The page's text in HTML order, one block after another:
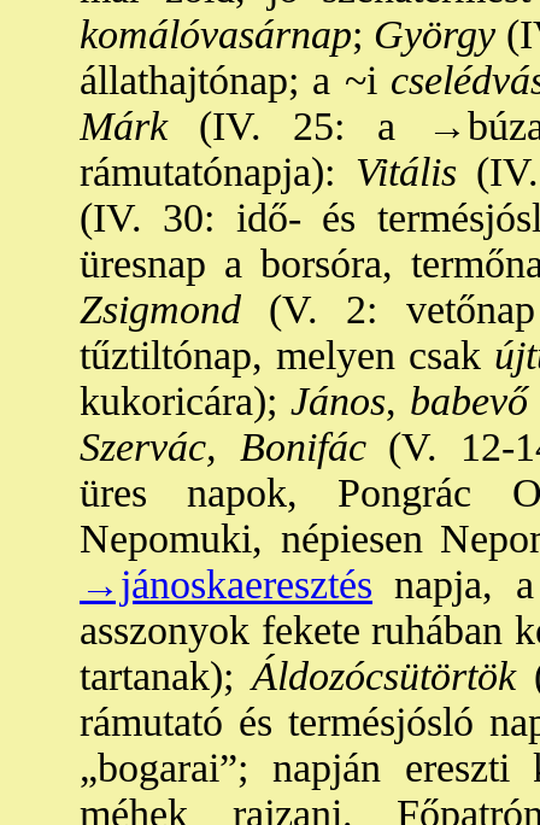
komálóvasárnap; György
állathajtónap; a ~i
Márk(IV. 25: a
rámutatónapja): Vitális
(IV. 30: idő- és
üresnap a borsóra,
Zsigmond (V. 2:
tűztiltónap, melyen csak
kukoricára); János, babevő
Szervác, Bonifác(V. 12-
üres napok, Pongrác
Nepomuki, népiesen
→jánoskaeresztés napja,
asszonyok fekete ruhában
tartanak); Áldozócsütörtök
rámutató és termésjósló
„bogarai”; napján
méhek rajzani.